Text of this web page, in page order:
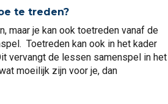
te treden?
maar je kan ook toetreden vanaf de
Toetreden kan ook in het kader
vervangt de lessen samenspel in het
moeilijk zijn voor je, dan